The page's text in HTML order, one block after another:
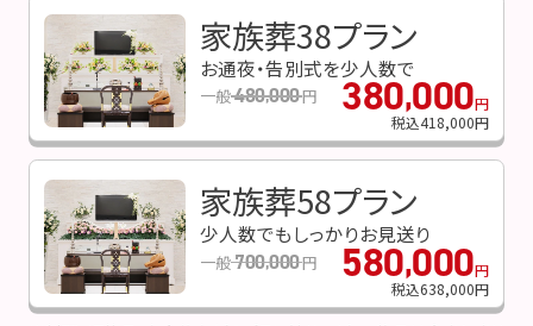
家族葬38プラン
お通夜・告別式を少人数で
一般480,000円 380,000円
税込418,000円
家族葬58プラン
少人数でもしっかりお見送り
一般700,000円 580,000円
税込638,000円